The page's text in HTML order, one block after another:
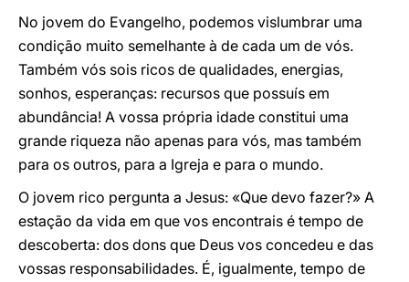
No jovem do Evangelho, podemos vislumbrar uma
condição muito semelhante à de cada um de vós.
Também vós sois ricos de qualidades, energias,
sonhos, esperanças: recursos que possuís em
abundância! A vossa própria idade constitui uma
grande riqueza não apenas para vós, mas também
para os outros, para a Igreja e para o mundo.
O jovem rico pergunta a Jesus: «Que devo fazer?» A
estação da vida em que vos encontrais é tempo de
descoberta: dos dons que Deus vos concedeu e das
vossas responsabilidades. É, igualmente, tempo de